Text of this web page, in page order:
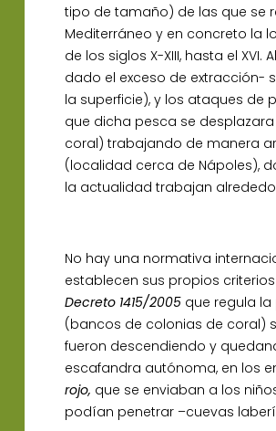
tipo de tamaño) de las que se
Mediterráneo y en concreto la
de los siglos X-XIII, hasta el
dado el exceso de
la superficie), y los ataques de
que dicha pesca se
coral) trabajando de manera
(localidad cerca de Nápoles),
la actualidad trabajan
No hay una normativa
establecen sus propios
Decreto 1415/2005 que regula
(bancos de colonias de coral)
fueron descendiendo y
escafandra autónoma, en los
rojo, que se enviaban a los
podían penetrar –cuevas